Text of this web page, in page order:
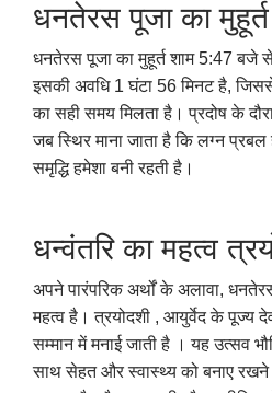
धनतेरस पूजा का
धनतेरस पूजा का मुहूर्त शाम 5:47
इसकी अवधि 1 घंटा 56 मिनट है,
का सही समय मिलता है। प्रदोष के
जब स्थिर माना जाता है कि लग्न
समृद्धि हमेशा बनी रहती है।
धन्वंतरि का महत्व
अपने पारंपरिक अर्थों के अलावा,
महत्व है। त्रयोदशी , आयुर्वेद के पूज्य
सम्मान में मनाई जाती है । यह उत्सव
साथ सेहत और स्वास्थ्य को बनाए